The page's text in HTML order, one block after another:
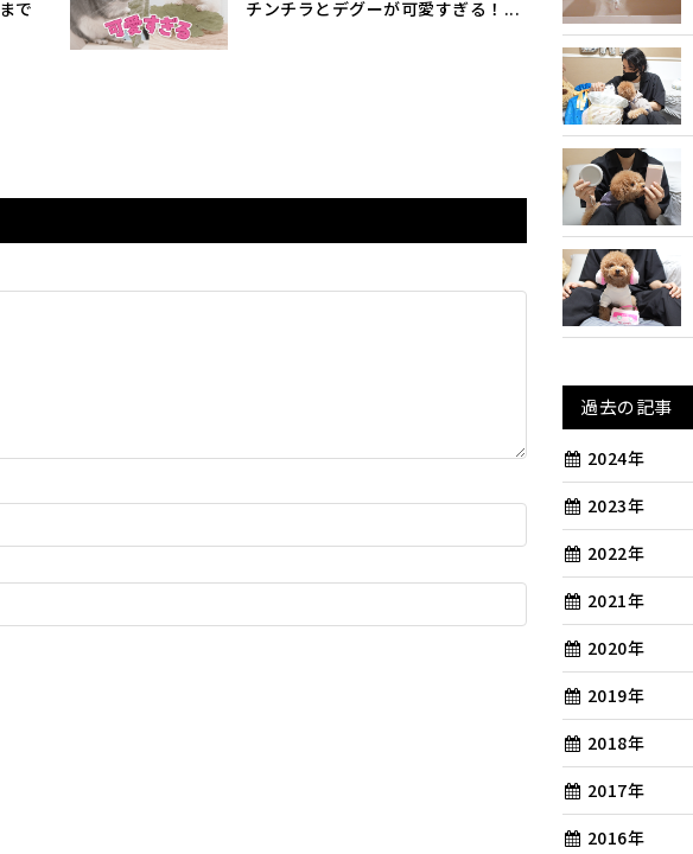
で
チンチラとデグーが可愛すぎる！...
過去の記事
2024年
2023年
2022年
2021年
2020年
2019年
2018年
2017年
2016年